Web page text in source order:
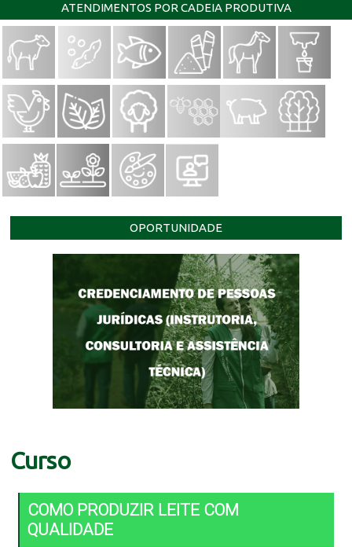
ATENDIMENTOS POR CADEIA PRODUTIVA
OPORTUNIDADE
Curso
COMO PRODUZIR LEITE COM
QUALIDADE